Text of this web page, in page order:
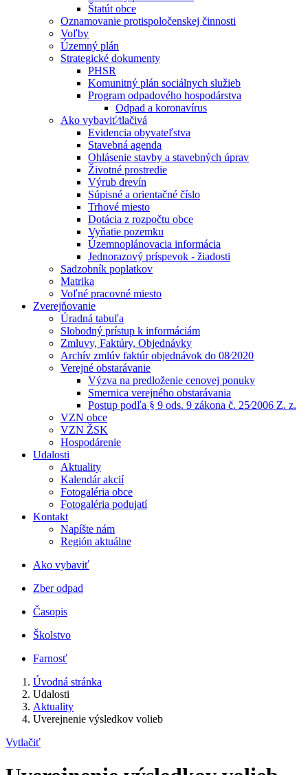
Štatút obce
Oznamovanie protispoločenskej činnosti
Voľby
Územný plán
Strategické dokumenty
PHSR
Komunitný plán sociálnych služieb
Program odpadového hospodárstva
Odpad a koronavírus
Ako vybaviť⁄tlačivá
Evidencia obyvateľstva
Stavebná agenda
Ohlásenie stavby a stavebných úprav
Životné prostredie
Výrub drevín
Súpisné a orientačné číslo
Trhové miesto
Dotácia z rozpočtu obce
Vyňatie pozemku
Územnoplánovacia informácia
Jednorazový príspevok - žiadosti
Sadzobník poplatkov
Matrika
Voľné pracovné miesto
Zverejňovanie
Úradná tabuľa
Slobodný prístup k informáciám
Zmluvy, Faktúry, Objednávky
Archív zmlúv faktúr objednávok do 08⁄2020
Verejné obstarávanie
Výzva na predloženie cenovej ponuky
Smernica verejného obstarávania
Postup podľa § 9 ods. 9 zákona č. 25⁄2006 Z. z.
VZN obce
VZN ŽSK
Hospodárenie
Udalosti
Aktuality
Kalendár akcií
Fotogaléria obce
Fotogaléria podujatí
Kontakt
Napíšte nám
Región aktuálne
Ako vybaviť
Zber odpad
Časopis
Školstvo
Farnosť
Úvodná stránka
Udalosti
Aktuality
Uverejnenie výsledkov volieb
Vytlačiť